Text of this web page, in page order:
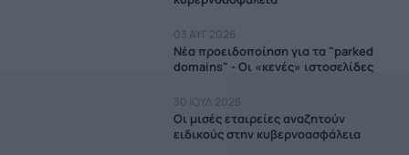
03 ΑΥΓ 2026
Νέα προειδοποίηση για τα "parked
domains" - Οι «κενές» ιστοσελίδες
30 ΙΟΥΛ 2026
Οι μισές εταιρείες αναζητούν
ειδικούς στην κυβερνοασφάλεια